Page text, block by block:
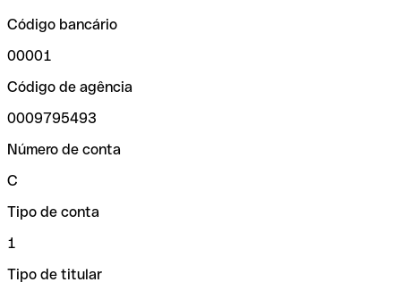
Código bancário
00001
Código de agência
0009795493
Número de conta
C
Tipo de conta
1
Tipo de titular